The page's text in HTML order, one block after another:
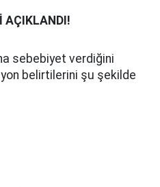
AÇIKLANDI!
sebebiyet verdiğini
belirtilerini şu şekilde